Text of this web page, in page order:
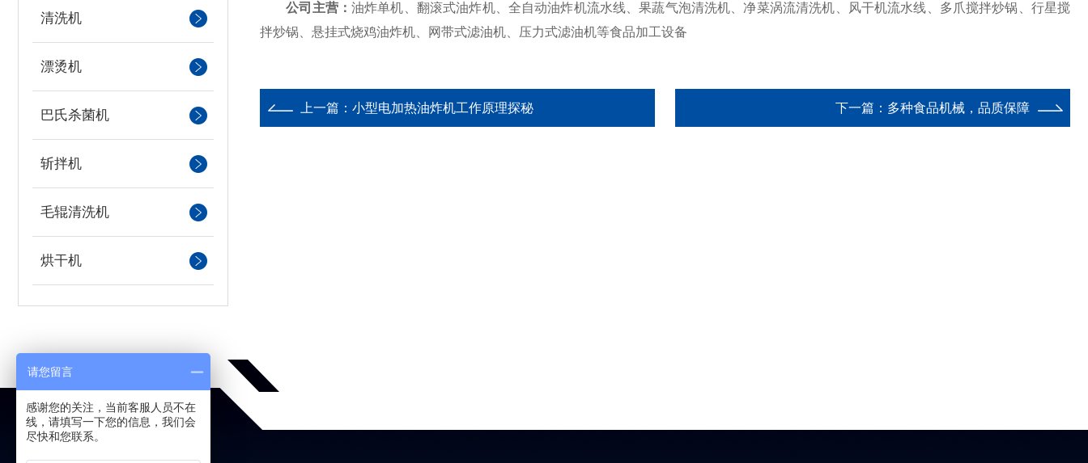
清洗机
漂烫机
巴氏杀菌机
斩拌机
毛辊清洗机
烘干机
公司主营：油炸单机、翻滚式油炸机、全自动油炸机流水线、果蔬气泡清洗机、净菜涡流清洗机、风干机流水线、多爪搅拌炒锅、行星搅
拌炒锅、悬挂式烧鸡油炸机、网带式滤油机、压力式滤油机等食品加工设备
上一篇： 小型电加热油炸机工作原理探秘 下一篇： 多种食品机械，品质保障
请您留言
感谢您的关注，当前客服人员不在
线，请填写一下您的信息，我们会
尽快和您联系。